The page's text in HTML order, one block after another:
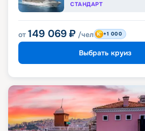
СТАНДАРТ
от 149 069 ₽ /чел +1 000
Выбрать круиз